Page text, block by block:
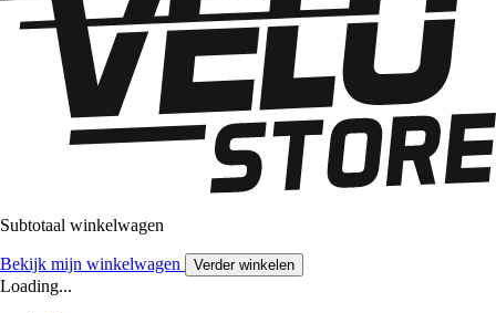
Subtotaal winkelwagen
Bekijk mijn winkelwagen Verder winkelen
Loading...